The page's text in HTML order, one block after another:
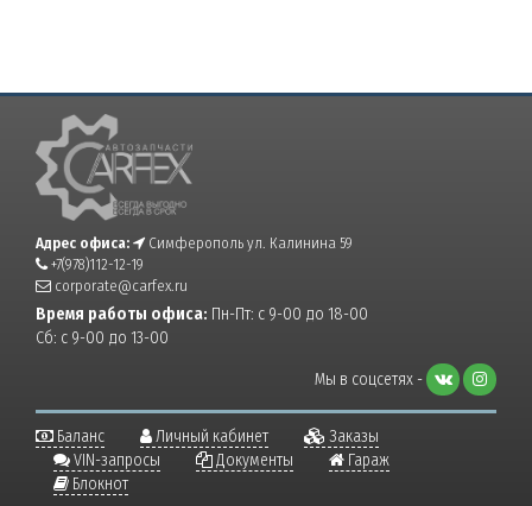
Адрес офиса:
Симферополь ул. Калинина 59
+7(978)112-12-19
corporate@carfex.ru
Время работы офиса: Пн-Пт: с 9-00 до 18-00
Сб: с 9-00 до 13-00
Мы в соцсетях -
Баланс Личный кабинет
Заказы
VIN-запросы
Документы
Гараж
Блокнот